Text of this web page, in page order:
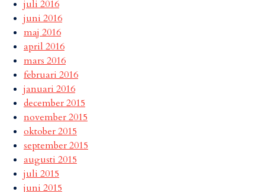
juli 2016
juni 2016
maj 2016
april 2016
mars 2016
februari 2016
januari 2016
december 2015
november 2015
oktober 2015
september 2015
augusti 2015
juli 2015
juni 2015